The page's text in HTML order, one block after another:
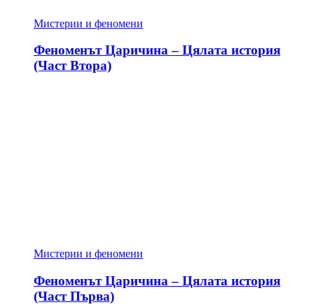
Мистерии и феномени
Феноменът Царичина – Цялата история
(Част Втора)
Мистерии и феномени
Феноменът Царичина – Цялата история
(Част Първа)